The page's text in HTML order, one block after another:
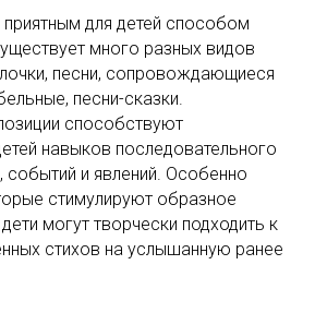
для детей способом
много разных видов
песни, сопровождающиеся
песни-сказки.
способствуют
навыков последовательного
событий и явлений. Особенно
стимулируют образное
могут творчески подходить к
стихов на услышанную ранее